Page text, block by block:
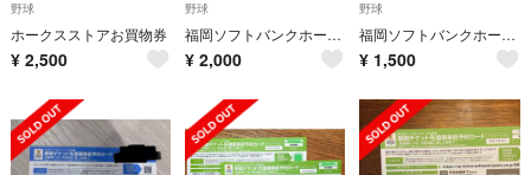
野球
ホークスストアお買物券
¥ 2,500
野球
福岡ソフトバンクホークス 観戦チケット先着順事前予約カード2枚
¥ 2,000
野球
福岡ソフトバンクホークス 非売品カード２枚
¥ 1,500